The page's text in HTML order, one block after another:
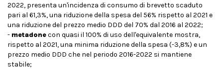
2022, presenta un'incidenza di consumo di brevetto scaduto
pari al 61,3%, una riduzione della spesa del 56% rispetto al 2021 e
una riduzione del prezzo medio DDD del 70% dal 2016 al 2022;
- metadonecon quasi il 100% di uso dell'equivalente mostra,
rispetto al 2021, una minima riduzione della spesa (-3,8%) e un
prezzo medio DDD che nel periodo 2016-2022 si mantiene
stabile;